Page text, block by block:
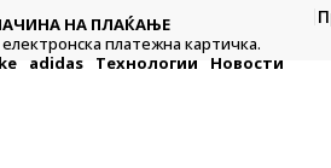
НА ПЛАЌАЊЕ
платежна картичка.
adidas Технологии Новости